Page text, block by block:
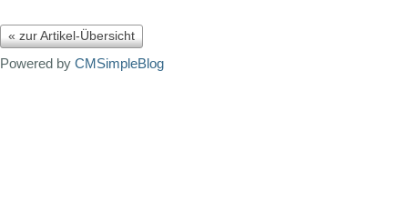
« zur Artikel-Übersicht
Powered by CMSimpleBlog